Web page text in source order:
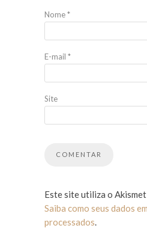
Nome*
E-mail *
Site
Este site utiliza o
Saiba como seus dados
processados.